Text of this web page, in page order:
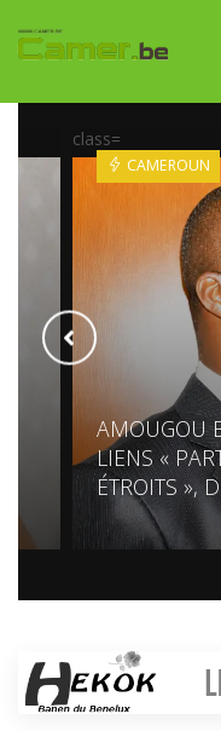
class=
CAMEROUN
AMOUGOU
LIENS «
ÉTROITS »,